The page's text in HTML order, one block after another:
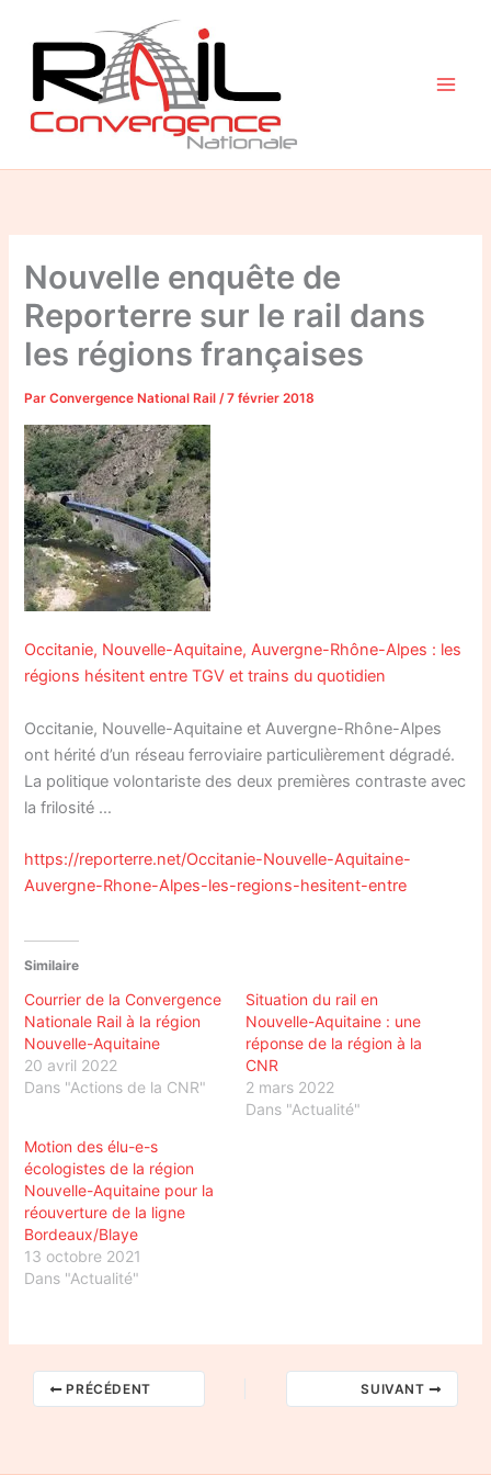
contenu
Nouvelle enquête de
Reporterre sur le rail dans
les régions françaises
ParConvergence National Rail/7 février 2018
Occitanie, Nouvelle-Aquitaine, Auvergne-Rhône-Alpes : les
régions hésitent entre TGV et trains du quotidien
Occitanie, Nouvelle-Aquitaine et Auvergne-Rhône-Alpes
ont hérité d’un réseau ferroviaire particulièrement dégradé.
La politique volontariste des deux premières contraste avec
la frilosité …
https://reporterre.net/Occitanie-Nouvelle-Aquitaine-
Auvergne-Rhone-Alpes-les-regions-hesitent-entre
Similaire
Courrier de la Convergence
Nationale Rail à la région
Nouvelle-Aquitaine
20 avril 2022
Dans "Actions de la CNR"
Situation du rail en
Nouvelle-Aquitaine : une
réponse de la région à la
CNR
2 mars 2022
Dans "Actualité"
Motion des élu-e-s
écologistes de la région
Nouvelle-Aquitaine pour la
réouverture de la ligne
Bordeaux/Blaye
13 octobre 2021
Dans "Actualité"
PRÉCÉDENT SUIVANT